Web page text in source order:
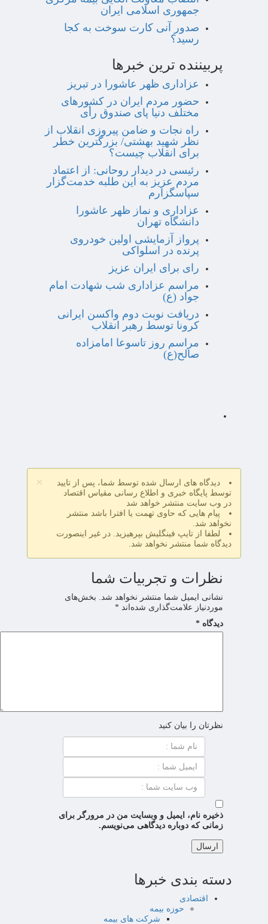
جمهوری اسلامی ایران
صدور آنی کارت سوخت به کجا
رسید؟
پربیننده ترین خبرها
عزاداری ظهر عاشورا در تبریز
حضور مردم ایران در کشورهای
مختلف دنیا پای صندوق رأی
راه نجات و ضامن پیروزی انقلاب از
نظر شهید بهشتی/ بزرگترین خطر
برای انقلاب چیست؟
رئیسی در دیدار روحانی: از اعتماد
مردم عزیز به این طلبه خدمت‌گزار
سپاسگزارم
عزاداری و نماز ظهر عاشورا
دانشگاه تهران
پرواز آزمایشی اولین خودروی
پرنده در اسلواکی
رای برای ایران عزیز
مراسم عزاداری شب شهادت امام
جواد (ع)
دریافت نوبت دوم واکسن ایرانی
کرونا توسط رهبر انقلاب
مراسم روز تاسوعا امامزاده
صالح(ع)
×
دیدگاه های ارسال شده توسط شما، پس از تایید
توسط پایگاه خبری و اطلاع رسانی مقیاس اقتصاد
در وب سایت منتشر خواهد شد
پیام هایی که حاوی تهمت یا افترا باشد منتشر
نخواهد شد.
لطفا از تایپ فینگلیش بپرهیزید. در غیر اینصورت
دیدگاه شما منتشر نخواهد شد.
نظرات و تجربیات شما
نشانی ایمیل شما منتشر نخواهد شد. بخش‌های
موردنیاز علامت‌گذاری شده‌اند *
دیدگاه *
نظرتان را بیان کنید
ذخیره نام، ایمیل و وبسایت من در مرورگر برای
زمانی که دوباره دیدگاهی می‌نویسم.
دسته بندی خبرها
اقتصادی
حوزه بیمه
شرکت های بیمه